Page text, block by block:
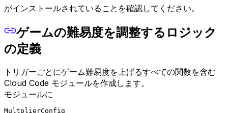
がインストールされていることを確認してください。
ゲームの難易度を調整するロジック
の定義
トリガーごとにゲーム難易度を上げるすべての関数を含む
Cloud Code モジュールを作成します。
モジュールに
MultplierConfig